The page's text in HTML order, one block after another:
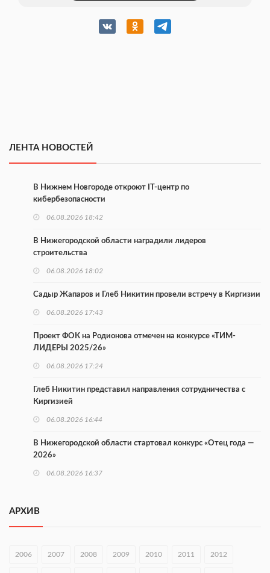
ЛЕНТА НОВОСТЕЙ
В Нижнем Новгороде откроют IT-центр по
кибербезопасности
06.08.2026 18:42
В Нижегородской области наградили лидеров
строительства
06.08.2026 18:02
Садыр Жапаров и Глеб Никитин провели встречу в Киргизии
06.08.2026 17:43
Проект ФОК на Родионова отмечен на конкурсе «ТИМ-
ЛИДЕРЫ 2025/26»
06.08.2026 17:24
Глеб Никитин представил направления сотрудничества с
Киргизией
06.08.2026 16:44
В Нижегородской области стартовал конкурс «Отец года —
2026»
06.08.2026 16:37
раза
АРХИВ
2006 2007 2008 2009 2010 2011 2012